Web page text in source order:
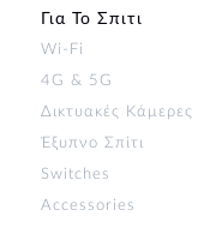
Για Το Σπιτι
Wi‑Fi
4G & 5G
Δικτυακές Κάμερες
Έξυπνο Σπίτι
Switches
Accessories